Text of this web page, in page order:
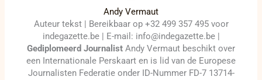
Andy Vermaut
Auteur tekst | Bereikbaar op +32 499 357 495 voor
indegazette.be | E-mail: info@indegazette.be |
Gediplomeerd Journalist Andy Vermaut beschikt over
een Internationale Perskaart en is lid van de Europese
Journalisten Federatie onder ID-Nummer FD-7 13714-